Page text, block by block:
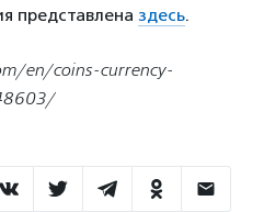
представлена здесь.
en/coins-currency-